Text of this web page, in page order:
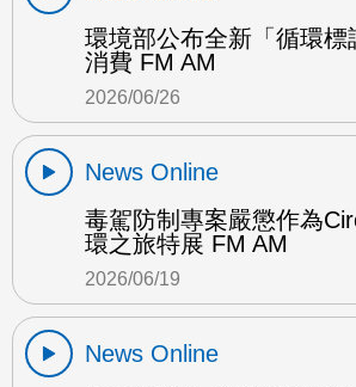
環境部公布全新「循環標
消費 FM AM
2026/06/26
News Online
毒駕防制專案嚴懲作為
環之旅特展 FM AM
2026/06/19
News Online